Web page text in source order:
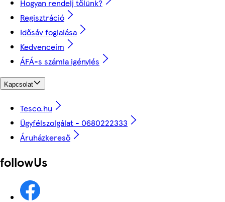
Hogyan rendelj tőlünk?
Regisztráció
Idősáv foglalása
Kedvenceim
ÁFÁ-s számla igénylés
Kapcsolat
Tesco.hu
Ügyfélszolgálat - 0680222333
Áruházkereső
followUs